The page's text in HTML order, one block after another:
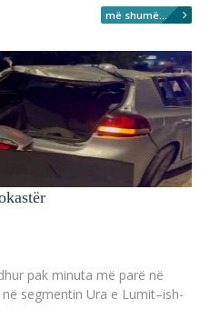
më shumë...
pak minuta më parë në
segmentin Ura e Lumit–ish-